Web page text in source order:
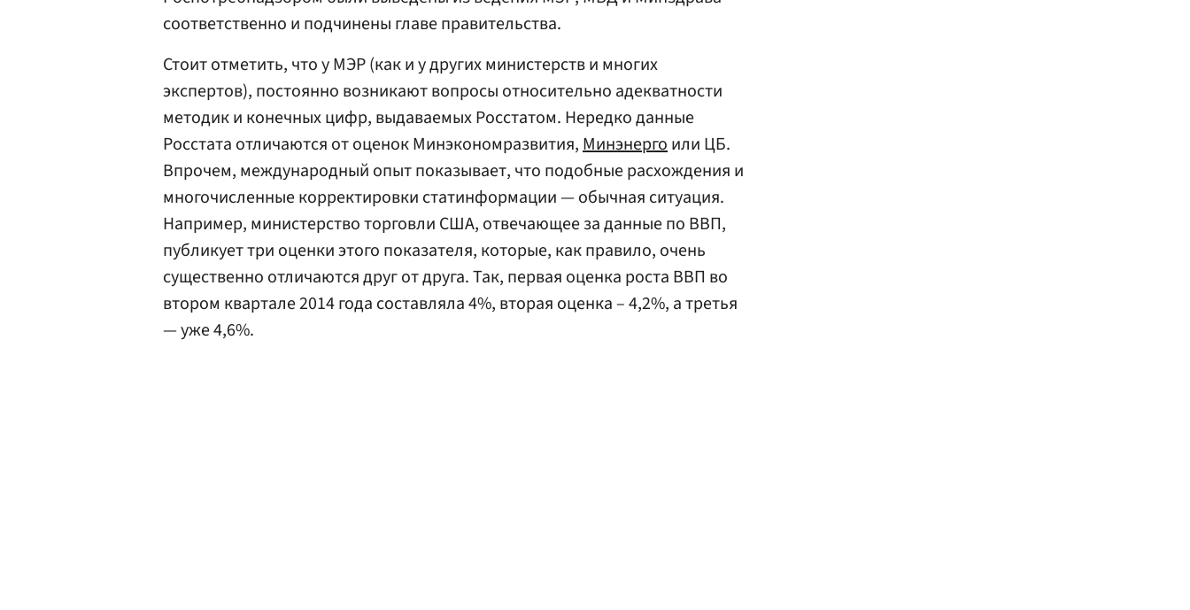
соответственно и подчинены главе правительства.
Стоит отметить, что у МЭР (как и у других министерств и многих
экспертов), постоянно возникают вопросы относительно адекватности
методик и конечных цифр, выдаваемых Росстатом. Нередко данные
Росстата отличаются от оценок Минэкономразвития,Минэнергоили ЦБ.
Впрочем, международный опыт показывает, что подобные расхождения и
многочисленные корректировки статинформации — обычная ситуация.
Например, министерство торговли США, отвечающее за данные по ВВП,
публикует три оценки этого показателя, которые, как правило, очень
существенно отличаются друг от друга. Так, первая оценка роста ВВП во
втором квартале 2014 года составляла 4%, вторая оценка – 4,2%, а третья
— уже 4,6%.